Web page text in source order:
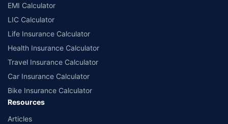
EMI Calculator
LIC Calculator
Life Insurance Calculator
Health Insurance Calculator
Travel Insurance Calculator
Car Insurance Calculator
Bike Insurance Calculator
Resources
Articles